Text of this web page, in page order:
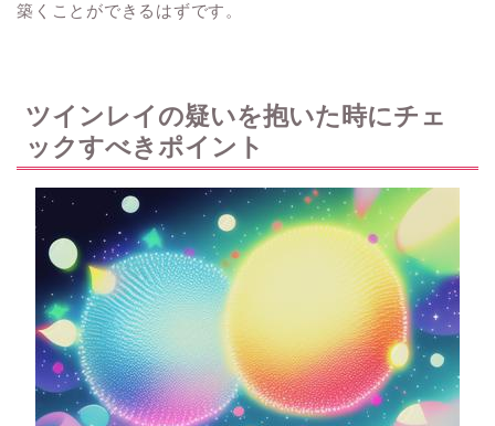
築くことができるはずです。
ツインレイの疑いを抱いた時にチェ
ックすべきポイント